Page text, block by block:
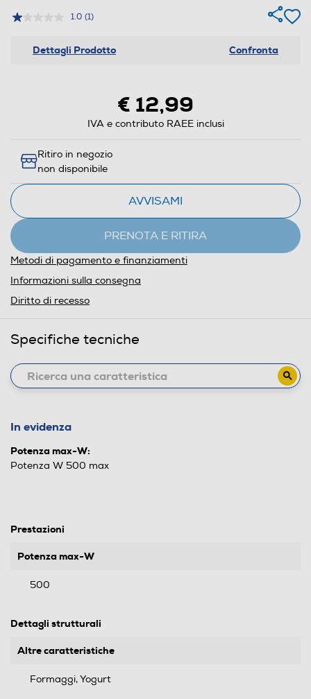
1.0 (1)
Dettagli Prodotto Confronta
€ 12,99
IVA e contributo RAEE inclusi
Ritiro in negozio
non disponibile
AVVISAMI
PRENOTA E RITIRA
Metodi di pagamento e finanziamenti
Informazioni sulla consegna
Diritto di recesso
Specifiche tecniche
In evidenza
Potenza max-W:
Potenza W 500 max
Prestazioni
Potenza max-W
500
Dettagli strutturali
Altre caratteristiche
Formaggi, Yogurt